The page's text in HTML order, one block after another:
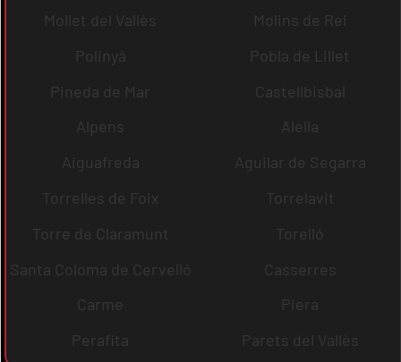
Mollet del Vallès
Molins de Rei
Polinyà
Pobla de Lillet
Pineda de Mar
Castellbisbal
Alpens
Alella
Aiguafreda
Aguilar de Segarra
Torrelles de Foix
Torrelavit
Torre de Claramunt
Torelló
Santa Coloma de Cervelló
Casserres
Carme
Piera
Perafita
Parets del Vallès